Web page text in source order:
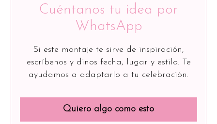
Cuéntanos tu idea por
WhatsApp
Si este montaje te sirve de inspiración,
escríbenos y dinos fecha, lugar y estilo. Te
ayudamos a adaptarlo a tu celebración.
Quiero algo como esto